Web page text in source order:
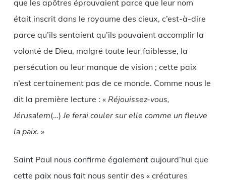
que les apôtres éprouvaient parce que leur nom
était inscrit dans le royaume des cieux, c’est-à-dire
parce qu’ils sentaient qu’ils pouvaient accomplir la
volonté de Dieu, malgré toute leur faiblesse, la
persécution ou leur manque de vision ; cette paix
n’est certainement pas de ce monde. Comme nous le
dit la première lecture : « Réjouissez-vous,
Jérusalem(…)Je ferai couler sur elle comme un fleuve
la paix. »
Saint Paul nous confirme également aujourd’hui que
cette paix nous fait nous sentir des « créatures